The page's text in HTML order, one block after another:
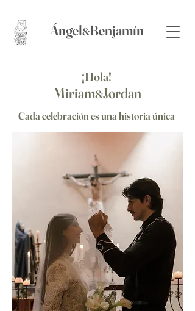
​Ángel&Benjamín
¡Hola!
Miriam&Jordan
Cada celebración es una historia única